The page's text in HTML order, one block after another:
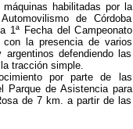
habilitadas por la
de Córdoba
1ª Fecha del Campeonato
la presencia de varios
defendiendo las
tracción simple.
por parte de las
Parque de Asistencia para
de 7 km. a partir de las